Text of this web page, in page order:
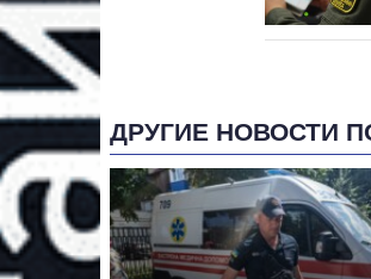
ДРУГИЕ НОВОСТИ